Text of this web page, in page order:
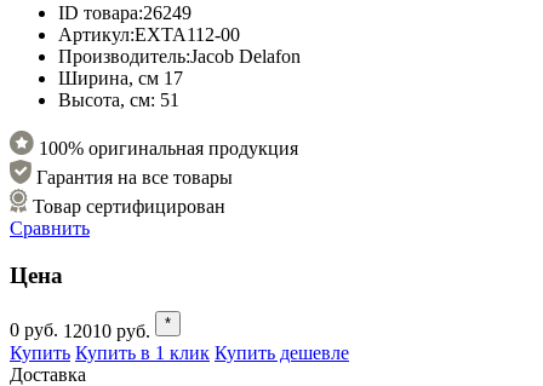
ID товара:26249
Артикул:EXTA112-00
Производитель:Jacob Delafon
Ширина, см 17
Высота, см: 51
100% оригинальная продукция
Гарантия на все товары
Товар сертифицирован
Сравнить
Цена
0 руб. 12010 руб. *
Купить Купить в 1 клик Купить дешевле
Доставка